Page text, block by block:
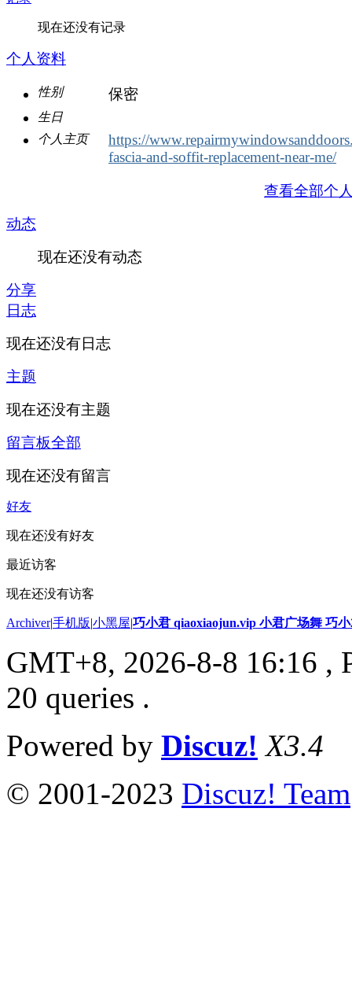
现在还没有记录
个人资料
性别 保密
生日
个人主页
https://
fascia-and-soffit-replacement-near-me/
查看全部个
动态
现在还没有动态
分享
日志
现在还没有日志
主题
现在还没有主题
留言板全部
现在还没有留言
好友
现在还没有好友
最近访客
现在还没有访客
Archiver|手机版|小黑屋|巧小君 qiaoxiaojun.vip 小君广场舞 巧
GMT+8, 2026-8-8 16:16 ,
20 queries .
Powered by Discuz! X3.4
© 2001-2023 Discuz! Team